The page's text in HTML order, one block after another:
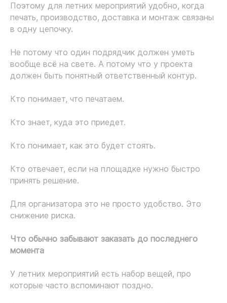
Поэтому для летних мероприятий удобно, когда
печать, производство, доставка и монтаж связаны
в одну цепочку.
Не потому что один подрядчик должен уметь
вообще всё на свете. А потому что у проекта
должен быть понятный ответственный контур.
Кто понимает, что печатаем.
Кто знает, куда это приедет.
Кто понимает, как это будет стоять.
Кто отвечает, если на площадке нужно быстро
принять решение.
Для организатора это не просто удобство. Это
снижение риска.
Что обычно забывают заказать до последнего
момента
У летних мероприятий есть набор вещей, про
которые часто вспоминают поздно.